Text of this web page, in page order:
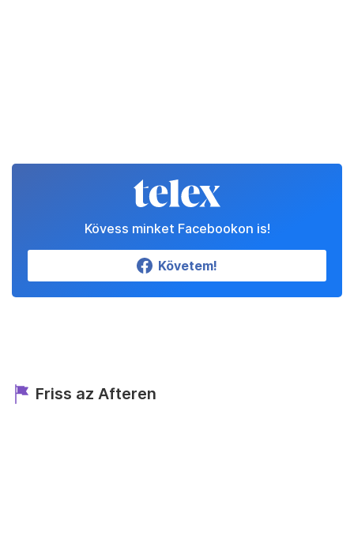
Kövess minket Facebookon is!
Követem!
Friss az Afteren